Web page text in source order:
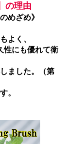
の理由
めざめ》
よく、
性にも優れて衛
ました。（第
。